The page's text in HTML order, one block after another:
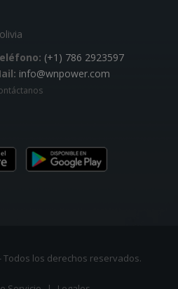
(+1) 786 2923597
info@wnpower.com
Todos los derechos reservados.